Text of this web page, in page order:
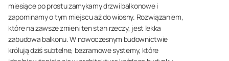
miesiące po prostu zamykamy drzwi balkonowe i
zapominamy o tym miejscu aż do wiosny. Rozwiązaniem,
które na zawsze zmieni ten stan rzeczy, jest lekka
zabudowa balkonu. W nowoczesnym budownictwie
królują dziś subtelne, bezramowe systemy, które